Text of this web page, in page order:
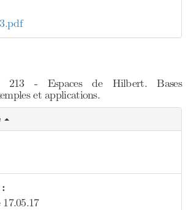
213 - Espaces de Hilbert. Bases
et applications.